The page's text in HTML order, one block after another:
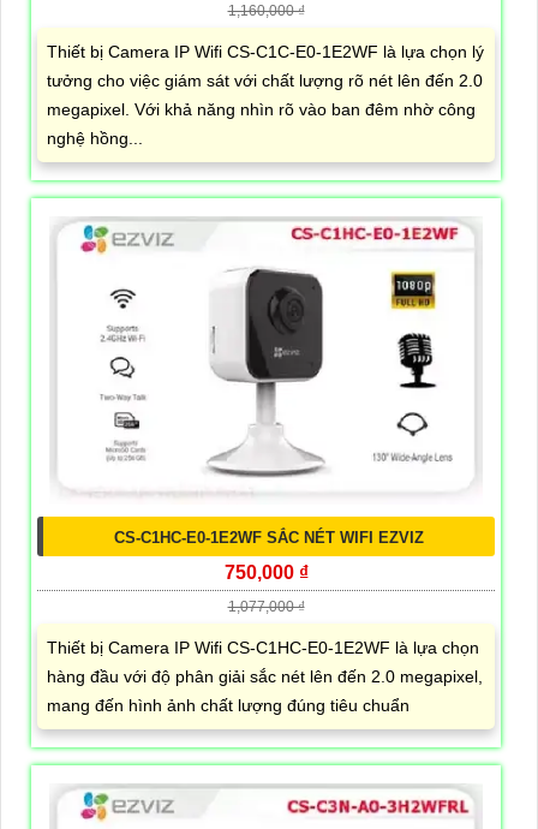
1,160,000 ₫
Thiết bị Camera IP Wifi CS-C1C-E0-1E2WF là lựa chọn lý
tưởng cho việc giám sát với chất lượng rõ nét lên đến 2.0
megapixel. Với khả năng nhìn rõ vào ban đêm nhờ công
nghệ hồng...
CS-C1HC-E0-1E2WF SẮC NÉT WIFI EZVIZ
750,000 ₫
1,077,000 ₫
Thiết bị Camera IP Wifi CS-C1HC-E0-1E2WF là lựa chọn
hàng đầu với độ phân giải sắc nét lên đến 2.0 megapixel,
mang đến hình ảnh chất lượng đúng tiêu chuẩn